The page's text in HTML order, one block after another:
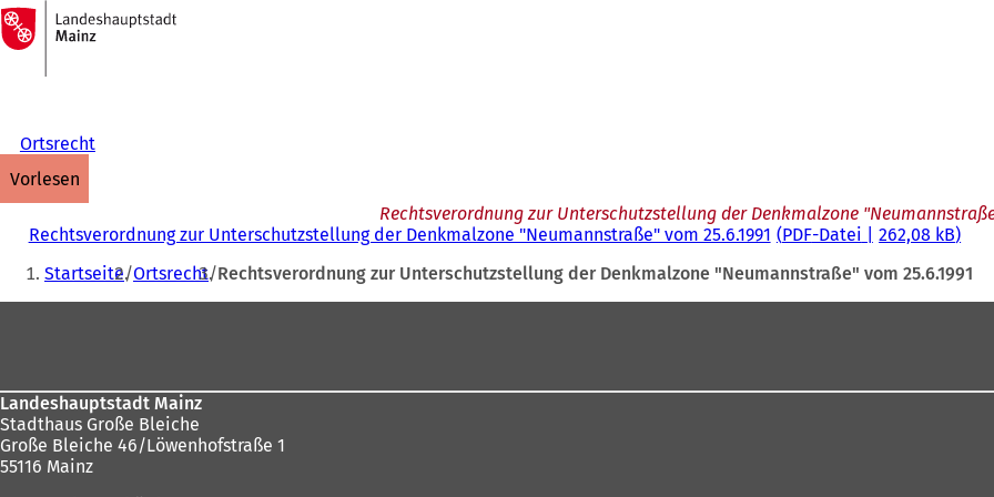
Inhalt anspringen
Zur
Startseite
Ortsrecht
vorlesen
Rechtsverordnung zur Unterschutzstellung der Denkmalzone
Rechtsverordnung zur Unterschutzstellung der Denkmalzone "Neumannstraße" vom 25.6.1991 PDF-Datei 262,08 kB
Sie
befinden
Startseite Ortsrecht Rechtsverordnung zur Unterschutzstellung der Denkmalzone "Neumannstraße" vom 25.6.1991
Landeshauptstadt Mainz
Stadthaus Große Bleiche
Große Bleiche 46/Löwenhofstraße 1
55116 Mainz